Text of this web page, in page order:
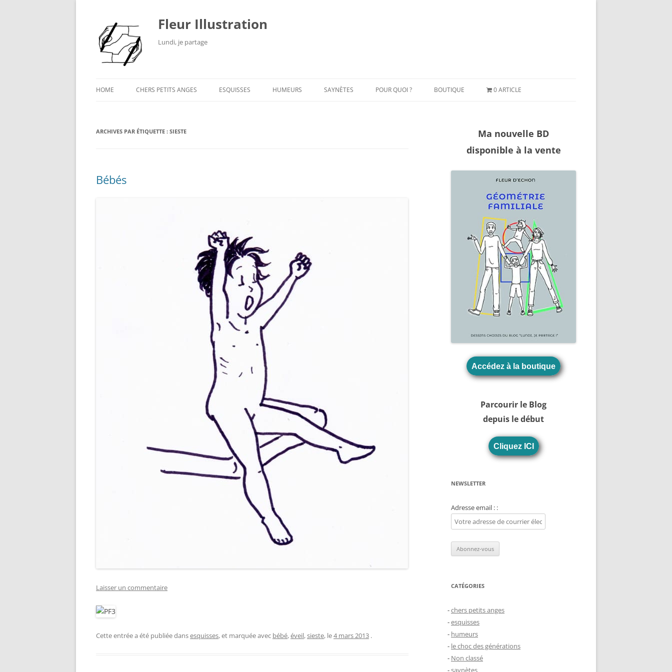
Fleur Illustration
Lundi, je partage
HOME CHERS PETITS ANGES ESQUISSES HUMEURS SAYNÈTES POUR QUOI ? BOUTIQUE 0 ARTICLE
ARCHIVES PAR ÉTIQUETTE : SIESTE
Bébés
Laisser un commentaire
Cette entrée a été publiée dansesquisses, et marquée avec bébé,éveil,sieste, le4 mars 2013 .
Ma nouvelle BD
disponible à la vente
Accédez à la boutique
Parcourir le Blog
depuis le début
Cliquez ICI
NEWSLETTER
Adresse email : :
CATÉGORIES
chers petits anges
esquisses
humeurs
le choc des générations
Non classé
saynètes